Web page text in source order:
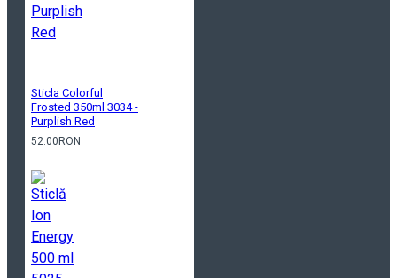
Sticla Colorful
Frosted 350ml 3034 -
Purplish Red
52.00RON